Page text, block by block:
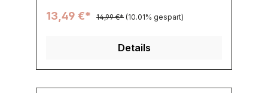
13,49 €* 14,99 €* (10.01% gespart)
Details